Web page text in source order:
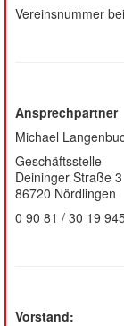
Vereinsnummer
Ansprechpartner
Michael
Geschäftsstelle
Deininger Straße 3
86720 Nördlingen
0 90 81 / 30 19
Vorstand: